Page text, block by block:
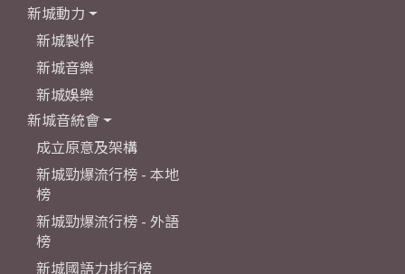
新城動力
新城製作
新城音樂
新城娛樂
新城音統會
成立原意及架構
新城勁爆流行榜 - 本地
榜
新城勁爆流行榜 - 外語
榜
新城國語力排行榜